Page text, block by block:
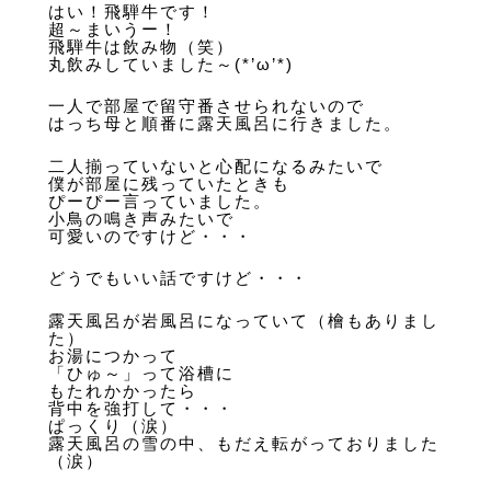
はい！飛騨牛です！
超～まいうー！
飛騨牛は飲み物（笑）
丸飲みしていました～(*’ω’*)
一人で部屋で留守番させられないので
はっち母と順番に露天風呂に行きました。
二人揃っていないと心配になるみたいで
僕が部屋に残っていたときも
ぴーぴー言っていました。
小鳥の鳴き声みたいで
可愛いのですけど・・・
どうでもいい話ですけど・・・
露天風呂が岩風呂になっていて（檜もありまし
た）
お湯につかって
「ひゅ～」って浴槽に
もたれかかったら
背中を強打して・・・
ぱっくり（涙）
露天風呂の雪の中、もだえ転がっておりました
（涙）